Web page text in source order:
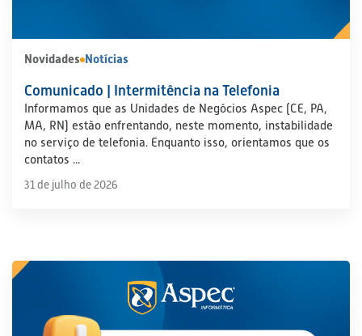
Novidades Notícias
Comunicado | Intermitência na Telefonia
Informamos que as Unidades de Negócios Aspec (CE, PA,
MA, RN) estão enfrentando, neste momento, instabilidade
no serviço de telefonia. Enquanto isso, orientamos que os
contatos ...
31 de julho de 2026